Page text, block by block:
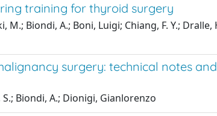
training for thyroid surgery
Biondi, A.; Boni, Luigi; Chiang, F. Y.; Dralle,
surgery: technical notes
Biondi, A.; Dionigi, Gianlorenzo